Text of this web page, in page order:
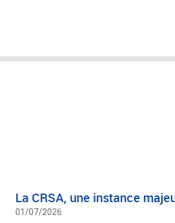
La CRSA, une instance
01/07/2026